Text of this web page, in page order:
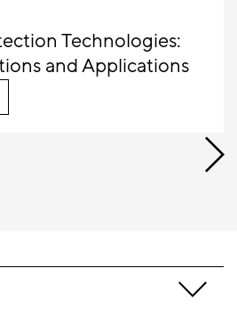
Technologies:
and Applications